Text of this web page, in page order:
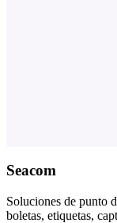
Seacom
Soluciones de punto
boletas, etiquetas,